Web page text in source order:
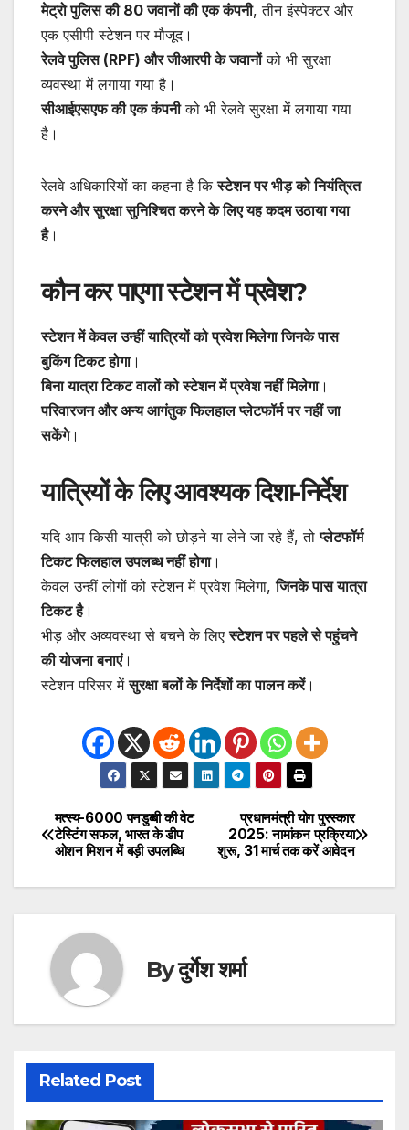
मेट्रो पुलिस की 80 जवानों की एक कंपनी, तीन इंस्पेक्टर और
एक एसीपी स्टेशन पर मौजूद।
रेलवे पुलिस (RPF) और जीआरपी के जवानोंको भी सुरक्षा
व्यवस्था में लगाया गया है।
सीआईएसएफ की एक कंपनीको भी रेलवे सुरक्षा में लगाया गया
है।
रेलवे अधिकारियों का कहना है किस्टेशन पर भीड़ को नियंत्रित
करने और सुरक्षा सुनिश्चित करने के लिए यह कदम उठाया गया
है।
कौन कर पाएगा स्टेशन में प्रवेश?
स्टेशन में केवल उन्हीं यात्रियों को प्रवेश मिलेगा जिनके पास
बुकिंग टिकट होगा।
बिना यात्रा टिकट वालों को स्टेशन में प्रवेश नहीं मिलेगा।
परिवारजन और अन्य आगंतुक फिलहाल प्लेटफॉर्म पर नहीं जा
सकेंगे।
यात्रियों के लिए आवश्यक दिशा-निर्देश
यदि आप किसी यात्री को छोड़ने या लेने जा रहे हैं, तोप्लेटफॉर्म
टिकट फिलहाल उपलब्ध नहीं होगा।
केवल उन्हीं लोगों को स्टेशन में प्रवेश मिलेगा,जिनके पास यात्रा
टिकट है।
भीड़ और अव्यवस्था से बचने के लिएस्टेशन पर पहले से पहुंचने
की योजना बनाएं।
स्टेशन परिसर मेंसुरक्षा बलों के निर्देशों का पालन करें।
Post
navigation
प्रधानमंत्री योग पुरस्कार
2025: नामांकन प्रक्रिया
शुरू, 31 मार्च तक करें आवेदन
मत्स्य-6000 पनडुब्बी की वेट
टेस्टिंग सफल, भारत के डीप
ओशन मिशन में बड़ी उपलब्धि
Byदुर्गेश शर्मा
Related Post